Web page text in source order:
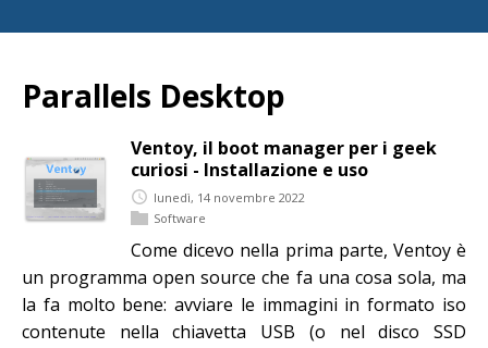
Parallels Desktop
Ventoy, il boot manager per i geek
curiosi - Installazione e uso
lunedì, 14 novembre 2022
Software
Come dicevo nella prima parte, Ventoy è
un programma open source che fa una cosa sola, ma
la fa molto bene: avviare le immagini in formato iso
contenute nella chiavetta USB (o nel disco SSD